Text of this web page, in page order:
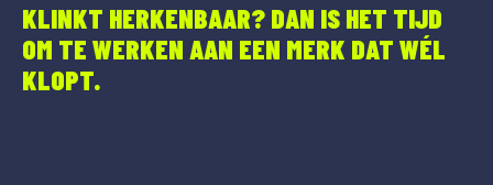
KLINKT HERKENBAAR? DAN IS HET TIJD
OM TE WERKEN AAN EEN MERK DAT WÉL
KLOPT.